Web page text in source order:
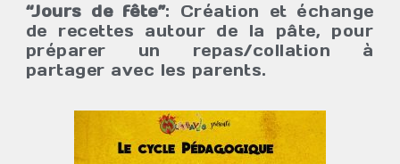
“Jours de fête”: Création et échange
de recettes autour de la pâte, pour
préparer un repas/collation à
partager avec les parents.